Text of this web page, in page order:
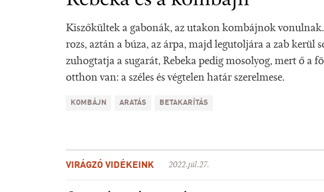
Kiszőkültek a gabonák, az utakon kombájnok
rozs, aztán a búza, az árpa, majd legutoljára a zab kerül
zuhogtatja a sugarát, Rebeka pedig mosolyog, mert ő a
otthon van: a széles és végtelen határ szerelmese.
KOMBÁJN ARATÁS BETAKARÍTÁS
VIRÁGZÓ VIDÉKEINK 2022.júl.27.